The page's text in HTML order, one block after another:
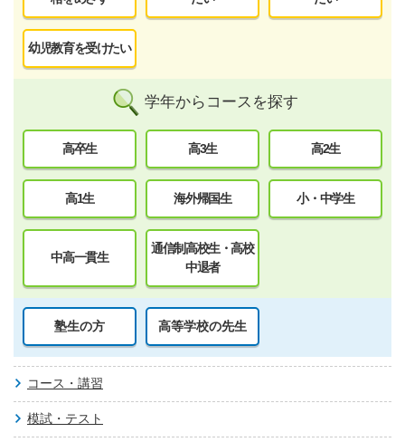
幼児教育を受けたい
学年からコースを探す
高卒生 高3生 高2生
高1生 海外帰国生 小・中学生
中高一貫生
通信制高校生・高校
中退者
塾生の方 高等学校の先生
コース・講習
模試・テスト